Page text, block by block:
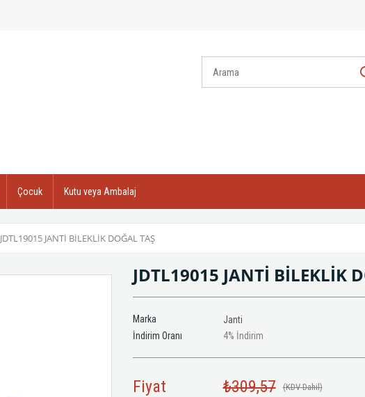
Çocuk Kutu veya Ambalaj
JDTL19015 JANTİ BİLEKLİK DOĞAL TAŞ
JDTL19015 JANTİ BİLEKLİK
Marka
Janti
İndirim Oranı
%
4 İndirim
Fiyat ₺309,57 (KDV Dahil)